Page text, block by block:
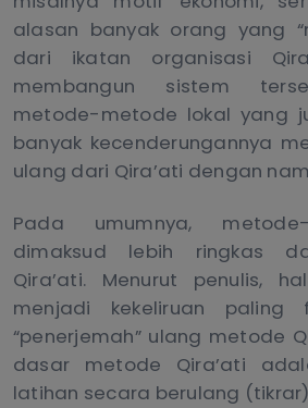
alasan banyak orang yang
dari ikatan organisasi
membangun sistem
metode-metode lokal yang
banyak kecenderungannya
ulang dari Qira’ati dengan
Pada umumnya,
dimaksud lebih ringkas
Qira’ati. Menurut penulis,
menjadi kekeliruan
“penerjemah” ulang metode
dasar metode Qira’ati
latihan secara berulang